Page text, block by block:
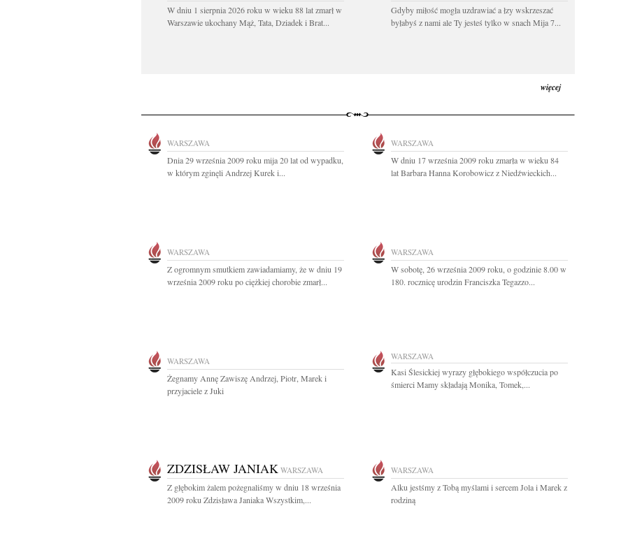
W dniu 1 sierpnia 2026 roku w wieku 88 lat zmarł w
Warszawie ukochany Mąż, Tata, Dziadek i Brat...
Gdyby miłość mogła uzdrawiać a łzy wskrzeszać
byłabyś z nami ale Ty jesteś tylko w snach Mija 7...
więcej
WARSZAWA
Dnia 29 września 2009 roku mija 20 lat od wypadku,
w którym zginęli Andrzej Kurek i...
WARSZAWA
W dniu 17 września 2009 roku zmarła w wieku 84
lat Barbara Hanna Korobowicz z Niedźwieckich...
WARSZAWA
Z ogromnym smutkiem zawiadamiamy, że w dniu 19
września 2009 roku po ciężkiej chorobie zmarł...
WARSZAWA
W sobotę, 26 września 2009 roku, o godzinie 8.00 w
180. rocznicę urodzin Franciszka Tegazzo...
WARSZAWA
Żegnamy Annę Zawiszę Andrzej, Piotr, Marek i
przyjaciele z Juki
WARSZAWA
Kasi Ślesickiej wyrazy głębokiego współczucia po
śmierci Mamy składają Monika, Tomek,...
ZDZISŁAW JANIAK WARSZAWA
Z głębokim żalem pożegnaliśmy w dniu 18 września
2009 roku Zdzisława Janiaka Wszystkim,...
WARSZAWA
Alku jestśmy z Tobą myślami i sercem Jola i Marek z
rodziną